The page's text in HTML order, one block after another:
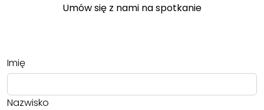
Umów się z nami na spotkanie
Imię
Nazwisko